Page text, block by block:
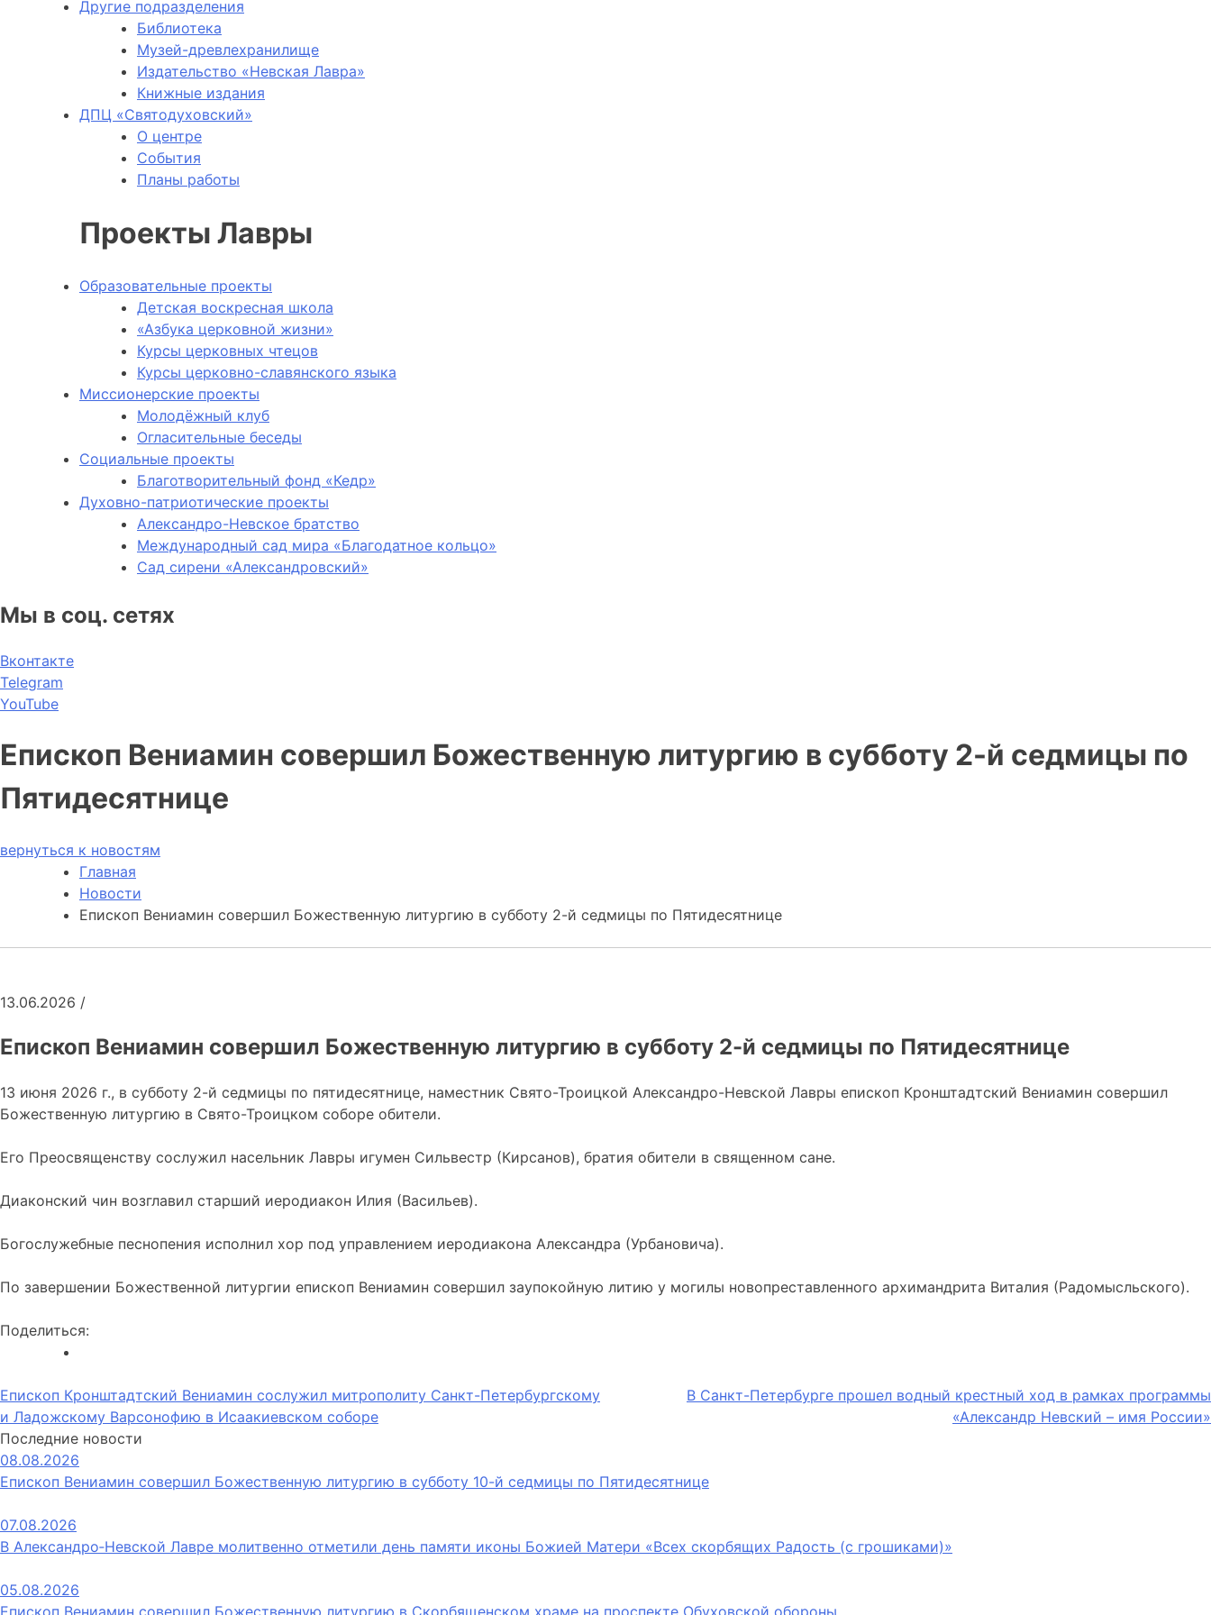
Другие подразделения
Библиотека
Музей-древлехранилище
Издательство «Невская Лавра»
Книжные издания
ДПЦ «Святодуховский»
О центре
События
Планы работы
Проекты Лавры
Образовательные проекты
Детская воскресная школа
«Азбука церковной жизни»
Курсы церковных чтецов
Курсы церковно-славянского языка
Миссионерские проекты
Молодёжный клуб
Огласительные беседы
Социальные проекты
Благотворительный фонд «Кедр»
Духовно-патриотические проекты
Александро-Невское братство
Международный сад мира «Благодатное кольцо»
Сад сирени «Александровский»
Мы в соц. сетях
Вконтакте
Telegram
YouTube
Епископ Вениамин совершил Божественную литургию в субботу 2-й седмицы по
Пятидесятнице
вернуться к новостям
Главная
Новости
Епископ Вениамин совершил Божественную литургию в субботу 2-й седмицы по Пятидесятнице
13.06.2026 /
Епископ Вениамин совершил Божественную литургию в субботу 2-й седмицы по Пятидесятнице
13 июня 2026 г., в субботу 2-й седмицы по пятидесятнице, наместник Свято-Троицкой Александро-Невской Лавры епископ Кронштадтский Вениамин совершил
Божественную литургию в Свято-Троицком соборе обители.
Его Преосвященству сослужил насельник Лавры игумен Сильвестр (Кирсанов), братия обители в священном сане.
Диаконский чин возглавил старший иеродиакон Илия (Васильев).
Богослужебные песнопения исполнил хор под управлением иеродиакона Александра (Урбановича).
По завершении Божественной литургии епископ Вениамин совершил заупокойную литию у могилы новопреставленного архимандрита Виталия (Радомысльского).
Поделиться:
Навигация
по
записям
Епископ Кронштадтский Вениамин сослужил митрополиту Санкт-Петербургскому
и Ладожскому Варсонофию в Исаакиевском соборе
В Санкт-Петербурге прошел водный крестный ход в рамках программы
«Александр Невский – имя России»
Последние новости
08.08.2026
Епископ Вениамин совершил Божественную литургию в субботу 10-й седмицы по Пятидесятнице
07.08.2026
В Александро‑Невской Лавре молитвенно отметили день памяти иконы Божией Матери «Всех скорбящих Радость (с грошиками)»
05.08.2026